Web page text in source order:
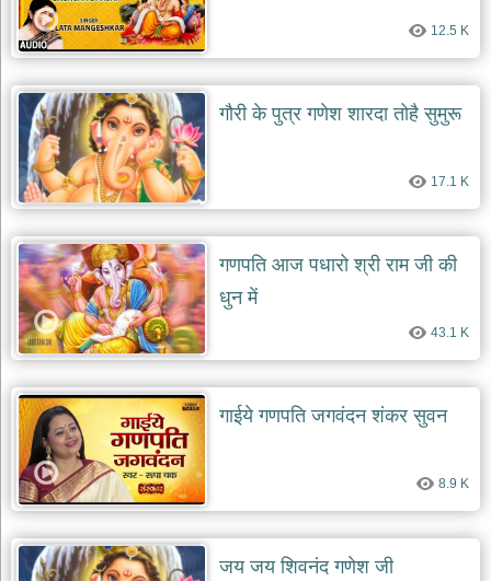
12.5 K
गौरी के पुत्र गणेश शारदा तोहै सुमुरू
17.1 K
गणपति आज पधारो श्री राम जी की
धुन में
43.1 K
गाईये गणपति जगवंदन शंकर सुवन
8.9 K
जय जय शिवनंद गणेश जी